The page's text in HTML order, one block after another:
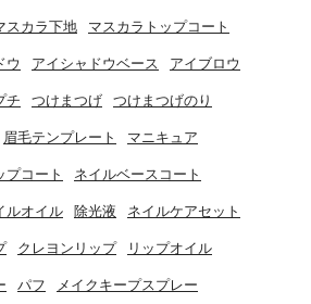
スカラ下地 マスカラトップコート
ウ アイシャドウベース アイブロウ
チ つけまつげ つけまつげのり
眉毛テンプレート マニキュア
プコート ネイルベースコート
ルオイル 除光液 ネイルケアセット
クレヨンリップ リップオイル
パフ メイクキープスプレー